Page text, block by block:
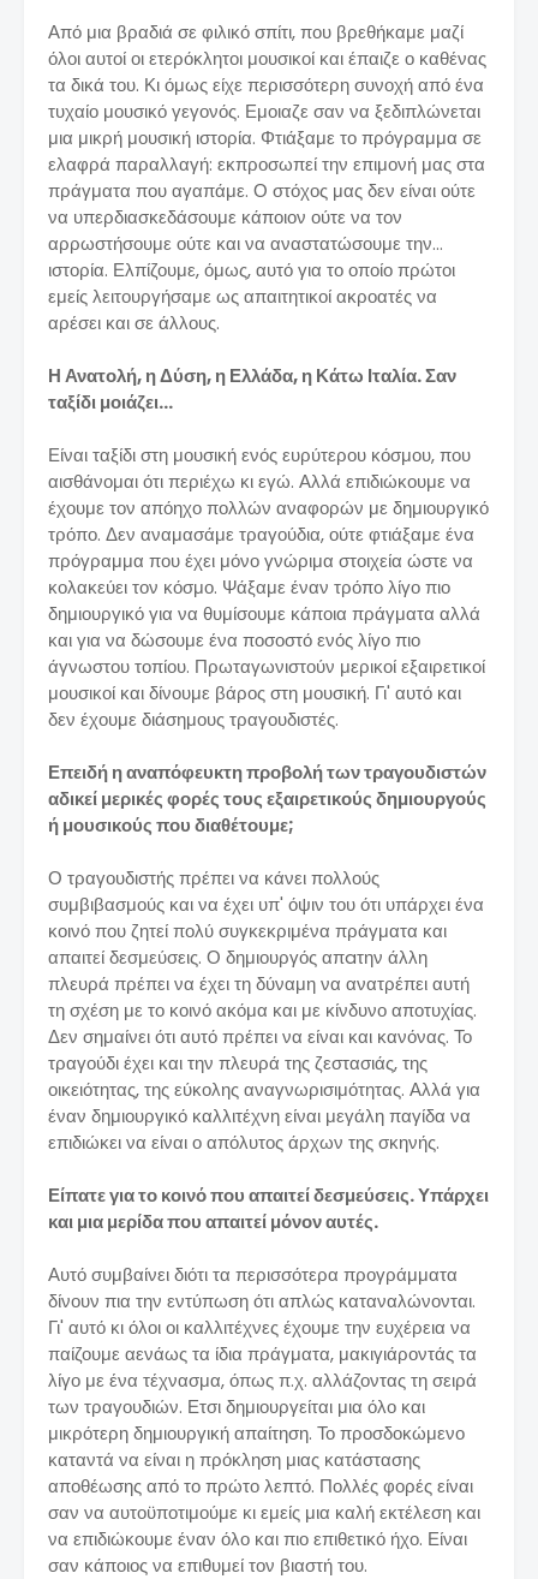
Από μια βραδιά σε φιλικό σπίτι, που βρεθήκαμε μαζί
όλοι αυτοί οι ετερόκλητοι μουσικοί και έπαιζε ο καθένας
τα δικά του. Κι όμως είχε περισσότερη συνοχή από ένα
τυχαίο μουσικό γεγονός. Εμοιαζε σαν να ξεδιπλώνεται
μια μικρή μουσική ιστορία. Φτιάξαμε το πρόγραμμα σε
ελαφρά παραλλαγή: εκπροσωπεί την επιμονή μας στα
πράγματα που αγαπάμε. Ο στόχος μας δεν είναι ούτε
να υπερδιασκεδάσουμε κάποιον ούτε να τον
αρρωστήσουμε ούτε και να αναστατώσουμε την...
ιστορία. Ελπίζουμε, όμως, αυτό για το οποίο πρώτοι
εμείς λειτουργήσαμε ως απαιτητικοί ακροατές να
αρέσει και σε άλλους.
Η Ανατολή, η Δύση, η Ελλάδα, η Κάτω Ιταλία. Σαν
ταξίδι μοιάζει...
Είναι ταξίδι στη μουσική ενός ευρύτερου κόσμου, που
αισθάνομαι ότι περιέχω κι εγώ. Αλλά επιδιώκουμε να
έχουμε τον απόηχο πολλών αναφορών με δημιουργικό
τρόπο. Δεν αναμασάμε τραγούδια, ούτε φτιάξαμε ένα
πρόγραμμα που έχει μόνο γνώριμα στοιχεία ώστε να
κολακεύει τον κόσμο. Ψάξαμε έναν τρόπο λίγο πιο
δημιουργικό για να θυμίσουμε κάποια πράγματα αλλά
και για να δώσουμε ένα ποσοστό ενός λίγο πιο
άγνωστου τοπίου. Πρωταγωνιστούν μερικοί εξαιρετικοί
μουσικοί και δίνουμε βάρος στη μουσική. Γι' αυτό και
δεν έχουμε διάσημους τραγουδιστές.
Επειδή η αναπόφευκτη προβολή των τραγουδιστών
αδικεί μερικές φορές τους εξαιρετικούς δημιουργούς
ή μουσικούς που διαθέτουμε;
Ο τραγουδιστής πρέπει να κάνει πολλούς
συμβιβασμούς και να έχει υπ' όψιν του ότι υπάρχει ένα
κοινό που ζητεί πολύ συγκεκριμένα πράγματα και
απαιτεί δεσμεύσεις. Ο δημιουργός απaτην άλλη
πλευρά πρέπει να έχει τη δύναμη να ανατρέπει αυτή
τη σχέση με το κοινό ακόμα και με κίνδυνο αποτυχίας.
Δεν σημαίνει ότι αυτό πρέπει να είναι και κανόνας. Το
τραγούδι έχει και την πλευρά της ζεστασιάς, της
οικειότητας, της εύκολης αναγνωρισιμότητας. Αλλά για
έναν δημιουργικό καλλιτέχνη είναι μεγάλη παγίδα να
επιδιώκει να είναι ο απόλυτος άρχων της σκηνής.
Είπατε για το κοινό που απαιτεί δεσμεύσεις. Υπάρχει
και μια μερίδα που απαιτεί μόνον αυτές.
Αυτό συμβαίνει διότι τα περισσότερα προγράμματα
δίνουν πια την εντύπωση ότι απλώς καταναλώνονται.
Γι' αυτό κι όλοι οι καλλιτέχνες έχουμε την ευχέρεια να
παίζουμε αενάως τα ίδια πράγματα, μακιγιάροντάς τα
λίγο με ένα τέχνασμα, όπως π.χ. αλλάζοντας τη σειρά
των τραγουδιών. Ετσι δημιουργείται μια όλο και
μικρότερη δημιουργική απαίτηση. Το προσδοκώμενο
καταντά να είναι η πρόκληση μιας κατάστασης
αποθέωσης από το πρώτο λεπτό. Πολλές φορές είναι
σαν να αυτοϋποτιμούμε κι εμείς μια καλή εκτέλεση και
να επιδιώκουμε έναν όλο και πιο επιθετικό ήχο. Είναι
σαν κάποιος να επιθυμεί τον βιαστή του.